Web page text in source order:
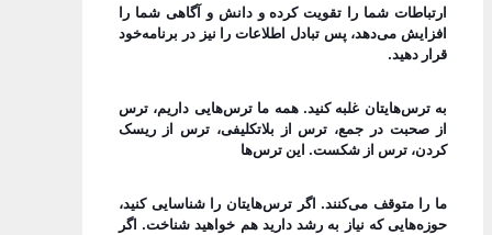
ارتباطات شما را تقویت کرده و دانش و آگاهی شما را
افزایش می‌دهد، پس تبادل اطلاعات را نیز در برنامه‌خود
قرار دهید.
به ترس‌هایتان غلبه کنید. همه ما ترس‌هایی داریم، ترس
از صحبت در جمع، ترس از بلاتکلیفی، ترس از ریسک
کردن، ترس از شکست. این ترس‌ها
ما را متوقف می‌کنند. اگر ترس‌هایتان را شناسایی کنید،
حوزه‌هایی که نیاز به رشد دارید هم خواهید شناخت. اگر